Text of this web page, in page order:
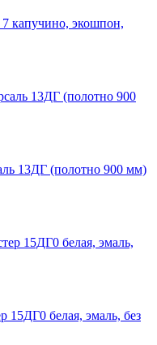
капучино, экошпон,
13ДГ (полотно 900 мм)
15ДГ0 белая, эмаль, без